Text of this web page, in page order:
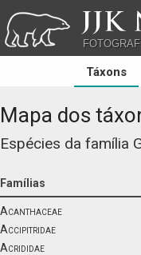
JJK
Táxons
Mapa dos
Espécies da família
Famílias
Acanthaceae
Accipitridae
Acrididae